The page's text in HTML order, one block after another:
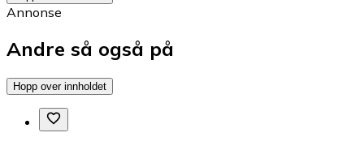
Annonse
Andre så også på
Hopp over innholdet